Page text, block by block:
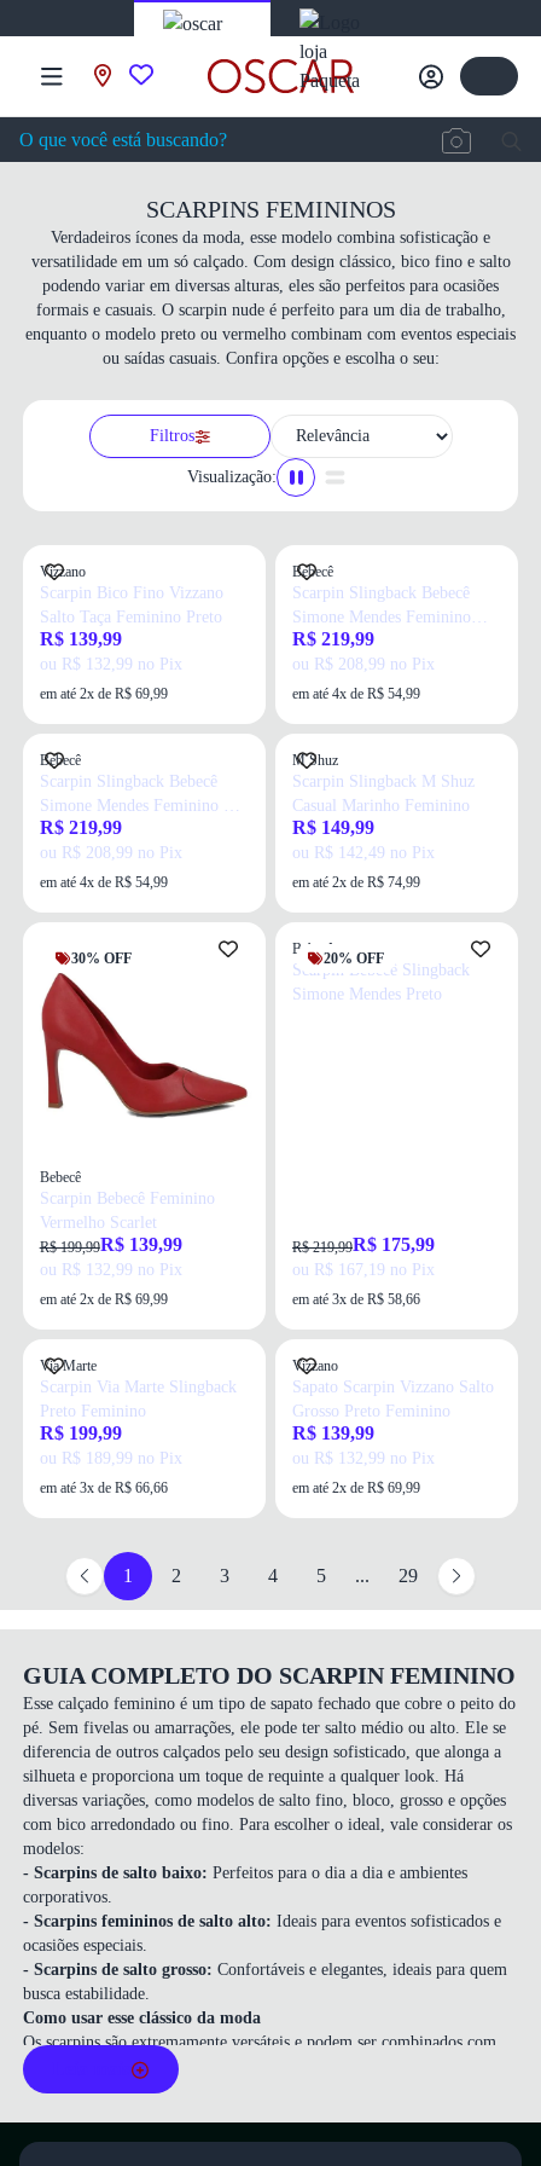
SCARPINS FEMININOS
Verdadeiros ícones da moda, esse modelo combina sofisticação e
versatilidade em um só calçado. Com design clássico, bico fino e salto
podendo variar em diversas alturas, eles são perfeitos para ocasiões
formais e casuais. O scarpin nude é perfeito para um dia de trabalho,
enquanto o modelo preto ou vermelho combinam com eventos especiais
ou saídas casuais. Confira opções e escolha o seu:
Filtros
Visualização:
Vizzano
Scarpin Bico Fino Vizzano
Salto Taça Feminino Preto
R$ 139,99
ou R$ 132,99 no Pix
em até 2x de R$ 69,99
Bebecê
Scarpin Slingback Bebecê
Simone Mendes Feminino
Preto
R$ 219,99
ou R$ 208,99 no Pix
em até 4x de R$ 54,99
Bebecê
Scarpin Slingback Bebecê
Simone Mendes Feminino Off
White
R$ 219,99
ou R$ 208,99 no Pix
em até 4x de R$ 54,99
M Shuz
Scarpin Slingback M Shuz
Casual Marinho Feminino
R$ 149,99
ou R$ 142,49 no Pix
em até 2x de R$ 74,99
30% OFF
Bebecê
Scarpin Bebecê Feminino
Vermelho Scarlet
R$ 199,99R$ 139,99
ou R$ 132,99 no Pix
em até 2x de R$ 69,99
20% OFF
Bebecê
Scarpin Bebecê Slingback
Simone Mendes Preto
R$ 219,99R$ 175,99
ou R$ 167,19 no Pix
em até 3x de R$ 58,66
Via Marte
Scarpin Via Marte Slingback
Preto Feminino
R$ 199,99
ou R$ 189,99 no Pix
em até 3x de R$ 66,66
Vizzano
Sapato Scarpin Vizzano Salto
Grosso Preto Feminino
R$ 139,99
ou R$ 132,99 no Pix
em até 2x de R$ 69,99
1 2 3 4 5 ... 29
GUIA COMPLETO DO SCARPIN FEMININO
Esse calçado femininoé um tipo de sapato fechado que cobre o peito do
pé. Sem fivelas ou amarrações, ele pode ter salto médio ou alto. Ele se
diferencia de outros calçados pelo seu design sofisticado, que alonga a
silhueta e proporciona um toque de requinte a qualquer look. Há
diversas variações, como modelos de salto fino, bloco, grosso e opções
com bico arredondado ou fino. Para escolher o ideal, vale considerar os
modelos:
- Scarpins de salto baixo: Perfeitos para o dia a dia e ambientes
corporativos.
- Scarpins femininos de salto alto: Ideais para eventos sofisticados e
ocasiões especiais.
- Scarpins de salto grosso: Confortáveis e elegantes, ideais para quem
busca estabilidade.
Como usar esse clássico da moda
Os scarpins são extremamente versáteis e podem ser combinados com
diversos estilos, por isso trouxemos algumas dicas de acordo com a
ocasião. Confira:
alfaiataria e vestidos estruturados.